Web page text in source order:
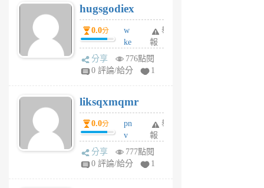
6
個
月
前
hugsgodiex
0.0分
w
ke
rv
pj
6
個
月
前
舉
報
分享
776點閱
0 評論/給分
1
liksqxmqmr
0.0分
pn
v
wt
sv
舉
報
分享
777點閱
0 評論/給分
1